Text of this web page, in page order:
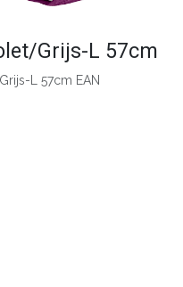
Grijs-L 57cm
L 57cm EAN